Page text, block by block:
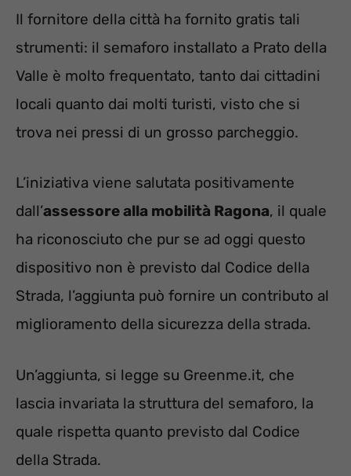
Il fornitore della città ha fornito gratis tali
strumenti: il semaforo installato a Prato della
Valle è molto frequentato, tanto dai cittadini
locali quanto dai molti turisti, visto che si
trova nei pressi di un grosso parcheggio.
L’iniziativa viene salutata positivamente
dall’assessore alla mobilità Ragona, il quale
ha riconosciuto che pur se ad oggi questo
dispositivo non è previsto dal Codice della
Strada, l’aggiunta può fornire un contributo al
miglioramento della sicurezza della strada.
Un’aggiunta, si legge su Greenme.it, che
lascia invariata la struttura del semaforo, la
quale rispetta quanto previsto dal Codice
della Strada.